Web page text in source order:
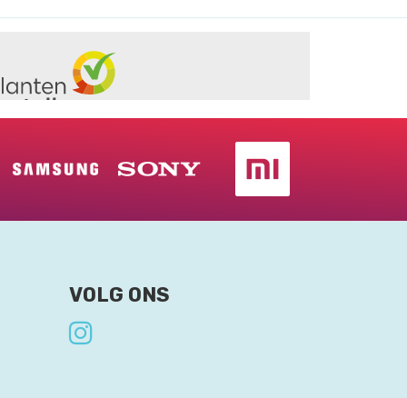
VOLG ONS